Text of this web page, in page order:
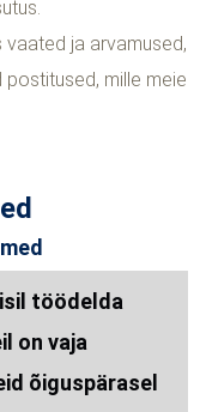
vaated ja arvamused,
mille meie
töödelda
on vaja
õiguspärasel